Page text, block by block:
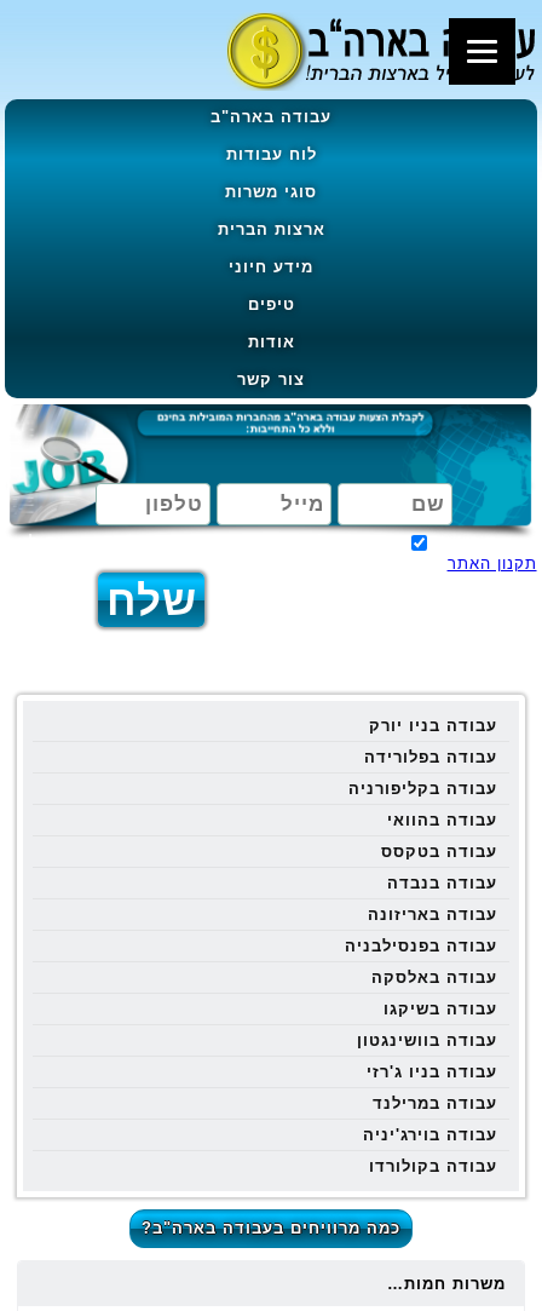
עבודה בארה"ב
לוח עבודות
סוגי משרות
ארצות הברית
מידע חיוני
טיפים
אודות
צור קשר
תקנון האתר
עבודה בניו יורק
עבודה בפלורידה
עבודה בקליפורניה
עבודה בהוואי
עבודה בטקסס
עבודה בנבדה
עבודה באריזונה
עבודה בפנסילבניה
עבודה באלסקה
עבודה בשיקגו
עבודה בוושינגטון
עבודה בניו ג'רזי
עבודה במרילנד
עבודה בוירג'יניה
עבודה בקולורדו
כמה מרוויחים בעבודה בארה"ב?
משרות חמות…